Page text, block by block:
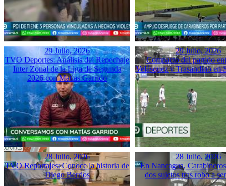
29 Julio, 2026
TVO Deportes: Análisis del Repechaje
Inter Zonal de la Liga de Segunda
2026 con Matías Garrido
29 Julio, 2026
Compacto del partido
Velásquez y Trasandino en
28 Julio, 2026
TVO Reportajes: Conoce la historia de
Diego Berrios
28 Julio, 2026
En Nancagua,
dos sujetos tras robo a